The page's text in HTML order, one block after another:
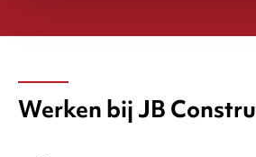
Werken bij JB